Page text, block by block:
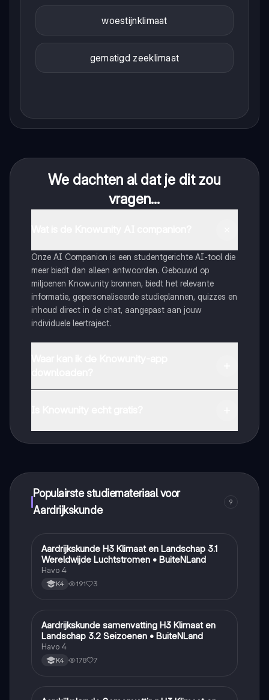
woestijnklimaat
gematigd zeeklimaat
We dachten al dat je dit zou
vragen...
Onze AI Companion is een studentgerichte AI-tool die
meer biedt dan alleen antwoorden. Gebouwd op
miljoenen Knowunity bronnen, biedt het relevante
informatie, gepersonaliseerde studieplannen, quizzes en
inhoud direct in de chat, aangepast aan jouw
individuele leertraject.
Populairste studiemateriaal voor
Aardrijkskunde
9
Aardrijkskunde
Aardrijkskunde H3 Klimaat en Landschap 3.1
Wereldwijde Luchtstromen • BuiteNLand
Havo 4
K4 191 3
Aardrijkskunde
Aardrijkskunde samenvatting H3 Klimaat en
Landschap 3.2 Seizoenen • BuiteNLand
Havo 4
K4 178 7